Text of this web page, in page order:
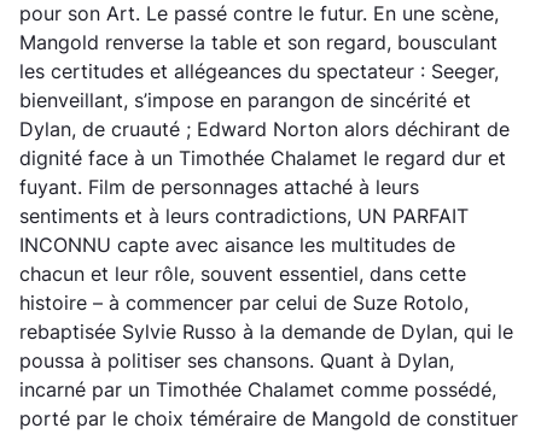
pour son Art. Le passé contre le futur. En une scène,
Mangold renverse la table et son regard, bousculant
les certitudes et allégeances du spectateur : Seeger,
bienveillant, s’impose en parangon de sincérité et
Dylan, de cruauté ; Edward Norton alors déchirant de
dignité face à un Timothée Chalamet le regard dur et
fuyant. Film de personnages attaché à leurs
sentiments et à leurs contradictions, UN PARFAIT
INCONNU capte avec aisance les multitudes de
chacun et leur rôle, souvent essentiel, dans cette
histoire – à commencer par celui de Suze Rotolo,
rebaptisée Sylvie Russo à la demande de Dylan, qui le
poussa à politiser ses chansons. Quant à Dylan,
incarné par un Timothée Chalamet comme possédé,
porté par le choix téméraire de Mangold de constituer